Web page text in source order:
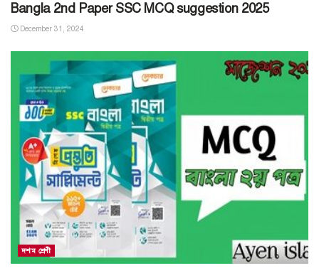
Bangla 2nd Paper SSC MCQ suggestion 2025
December 31, 2024
দশম শ্রেণী